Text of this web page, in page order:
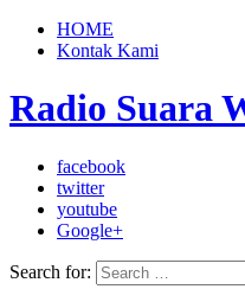
HOME
Kontak Kami
Radio Suara
facebook
twitter
youtube
Google+
Search for: